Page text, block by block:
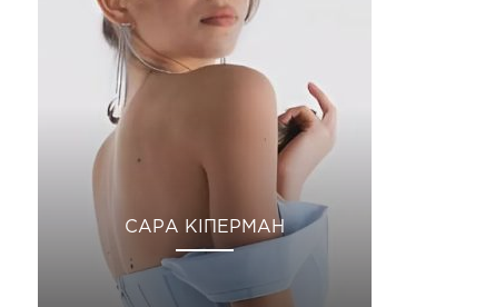
САРА КІПЕРМАН